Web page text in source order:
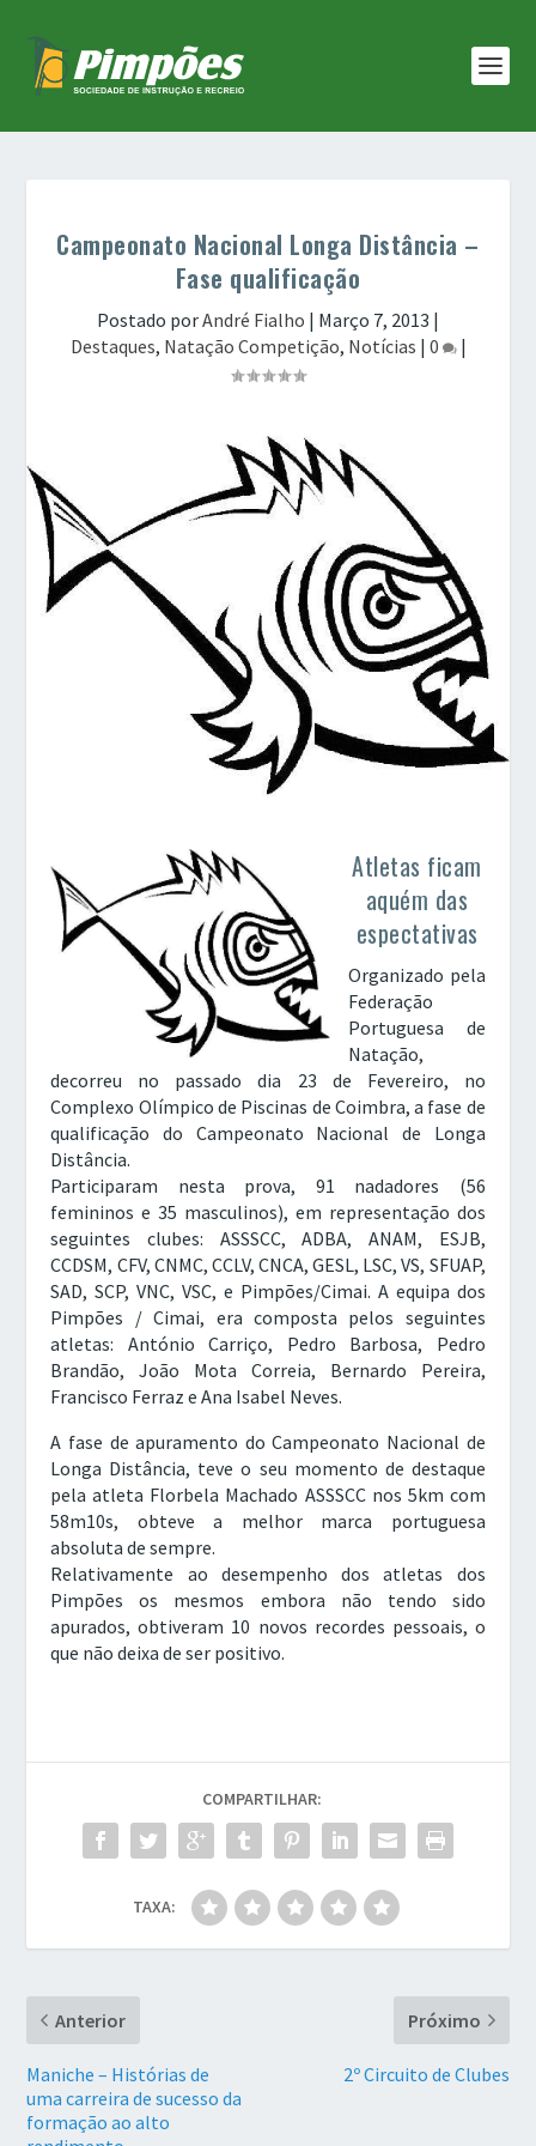
Campeonato Nacional Longa Distância –
Fase qualificação
Postado porAndré Fialho | Março 7, 2013 |
Destaques, Natação Competição, Notícias | 0 |
Atletas ficam
aquém das
espectativas
Organizado pela
Federação
Portuguesa de
Natação,
decorreu no passado dia 23 de Fevereiro, no
Complexo Olímpico de Piscinas de Coimbra, a fase de
qualificação do Campeonato Nacional de Longa
Distância.
Participaram nesta prova, 91 nadadores (56
femininos e 35 masculinos), em representação dos
seguintes clubes: ASSSCC, ADBA, ANAM, ESJB,
CCDSM, CFV, CNMC, CCLV, CNCA, GESL, LSC, VS, SFUAP,
SAD, SCP, VNC, VSC, e Pimpões/Cimai. A equipa dos
Pimpões / Cimai, era composta pelos seguintes
atletas: António Carriço, Pedro Barbosa, Pedro
Brandão, João Mota Correia, Bernardo Pereira,
Francisco Ferraz e Ana Isabel Neves.
A fase de apuramento do Campeonato Nacional de
Longa Distância, teve o seu momento de destaque
pela atleta Florbela Machado ASSSCC nos 5km com
58m10s, obteve a melhor marca portuguesa
absoluta de sempre.
Relativamente ao desempenho dos atletas dos
Pimpões os mesmos embora não tendo sido
apurados, obtiveram 10 novos recordes pessoais, o
que não deixa de ser positivo.
COMPARTILHAR:
TAXA:
Anterior
Maniche – Histórias de
uma carreira de sucesso da
formação ao alto
Próximo
2º Circuito de Clubes